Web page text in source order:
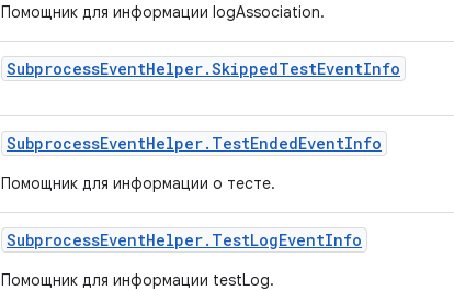
Помощник для информации logAssociation.
SubprocessEventHelper.SkippedTestEventInfo
SubprocessEventHelper. TestEndedEventInfo
Помощник для информации о тесте.
SubprocessEventHelper. TestLogEventInfo
Помощник для информации testLog.